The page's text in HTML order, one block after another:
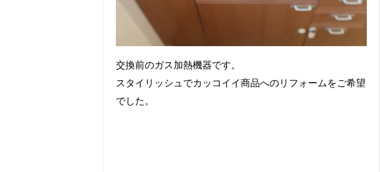
交換前のガス加熱機器です。
スタイリッシュでカッコイイ商品へのリフォームをご希望
でした。